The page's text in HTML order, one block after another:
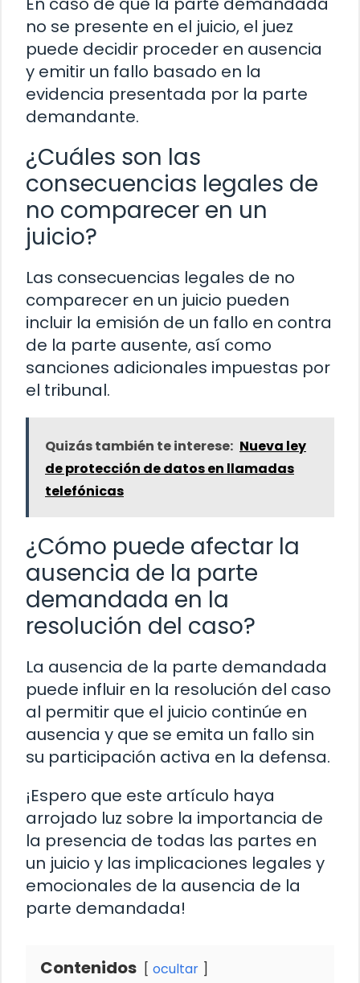
no se presente en el juicio, el juez
puede decidir proceder en ausencia
y emitir un fallo basado en la
evidencia presentada por la parte
demandante.
¿Cuáles son las
consecuencias legales de
no comparecer en un
juicio?
Las consecuencias legales de no
comparecer en un juicio pueden
incluir la emisión de un fallo en contra
de la parte ausente, así como
sanciones adicionales impuestas por
el tribunal.
Quizás también te interese: Nueva ley
de protección de datos en llamadas
telefónicas
¿Cómo puede afectar la
ausencia de la parte
demandada en la
resolución del caso?
La ausencia de la parte demandada
puede influir en la resolución del caso
al permitir que el juicio continúe en
ausencia y que se emita un fallo sin
su participación activa en la defensa.
¡Espero que este artículo haya
arrojado luz sobre la importancia de
la presencia de todas las partes en
un juicio y las implicaciones legales y
emocionales de la ausencia de la
parte demandada!
Contenidos ocultar